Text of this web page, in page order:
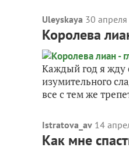
Uleyskaya 30
Королева
Каждый год я жду
изумительного
все с тем же
Istratova_av 14
Как мне